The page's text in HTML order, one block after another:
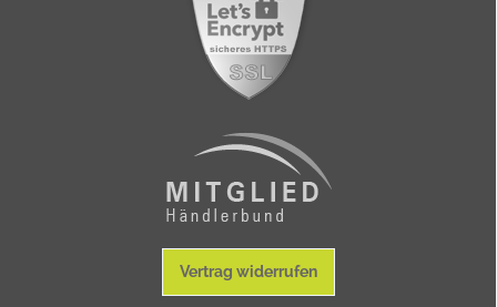
Vertrag widerrufen